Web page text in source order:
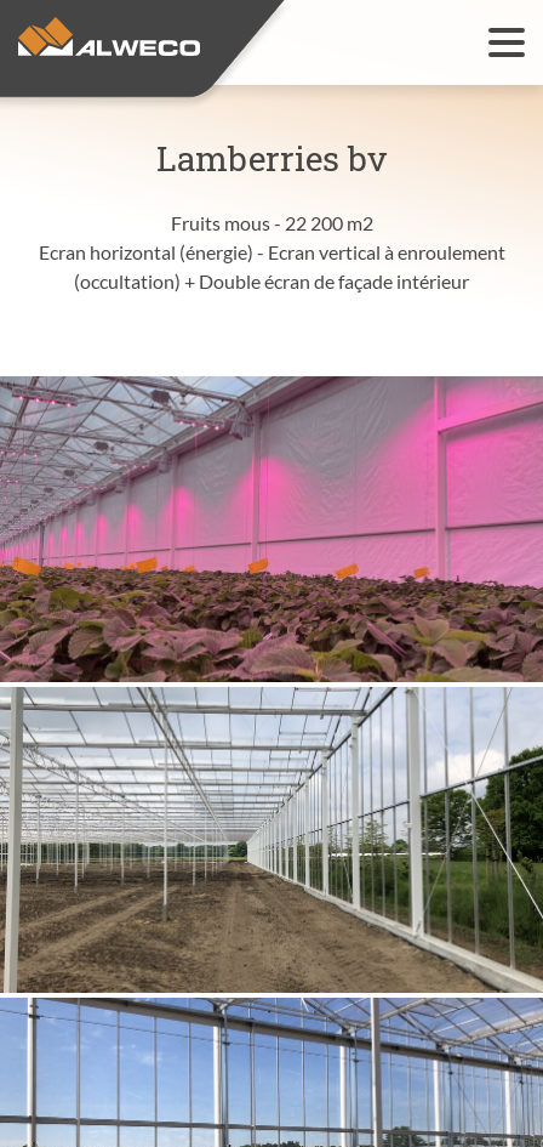
Solutions de culture
Références
Lamberries bv
Fruits mous - 22 200 m2
Ecran horizontal (énergie) - Ecran vertical à enroulement
(occultation) + Double écran de façade intérieur